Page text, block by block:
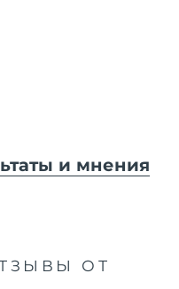
и мнения
ОТ